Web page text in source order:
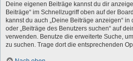
Deine eigenen Beiträge kannst du dir
Beiträge“ im Schnellzugriff oben auf der
kannst du auch „Deine Beiträge anzeigen“
oder „Beiträge des Benutzers suchen“ auf
verwenden. Benutze die erweiterte Suche,
zu suchen. Trage dort die entsprechenden